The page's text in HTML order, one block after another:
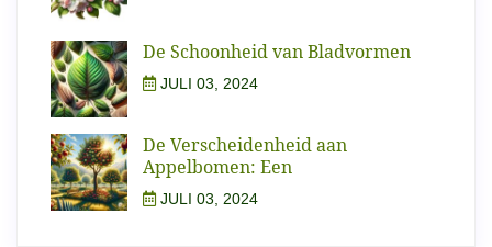
De Schoonheid van Bladvormen
JULI 03, 2024
De Verscheidenheid aan
Appelbomen: Een
JULI 03, 2024